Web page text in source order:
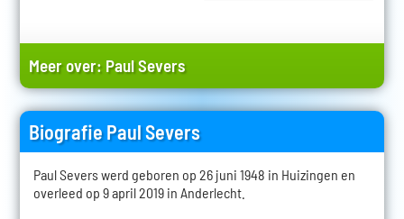
Meer over: Paul Severs
Biografie Paul Severs
Paul Severs werd geboren op 26 juni 1948 in Huizingen en
overleed op 9 april 2019 in Anderlecht.